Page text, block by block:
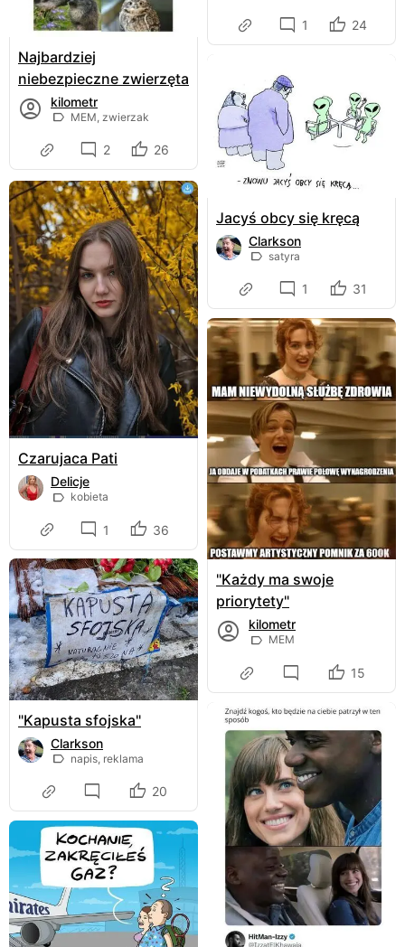
Najbardziej
niebezpieczne zwierzęta
kilometr
MEM, zwierzak
2 26
1 24
Czarujaca Pati
Delicje
kobieta
1 36
Jacyś obcy się kręcą
Clarkson
satyra
1 31
"Kapusta sfojska"
Clarkson
napis, reklama
20
"Każdy ma swoje
priorytety"
kilometr
MEM
15